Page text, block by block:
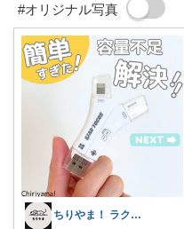
#オリジナル写真
ちりやま！ ラク×便利グッズ🫧